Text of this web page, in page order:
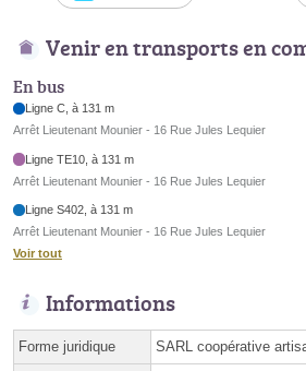
Venir en transports en
En bus
Ligne C, à 131 m
Arrêt Lieutenant Mounier - 16 Rue Jules Lequier
Ligne TE10, à 131 m
Arrêt Lieutenant Mounier - 16 Rue Jules Lequier
Ligne S402, à 131 m
Arrêt Lieutenant Mounier - 16 Rue Jules Lequier
Voir tout
Informations
Forme juridique SARL coopérative